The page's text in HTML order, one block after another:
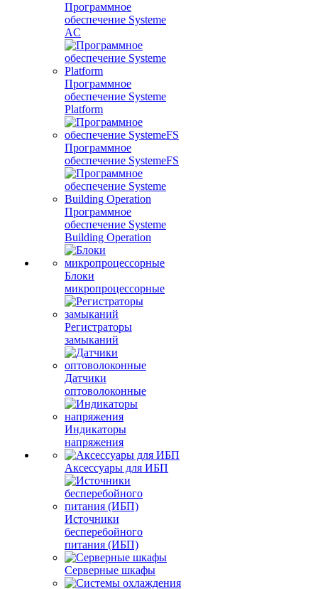
Программное
обеспечение Systeme
AC
Программное
обеспечение Systeme
Platform
Программное
обеспечение SystemeFS
Программное
обеспечение Systeme
Building Operation
Блоки
микропроцессорные
Регистраторы
замыканий
Датчики
оптоволоконные
Индикаторы
напряжения
Аксессуары для ИБП
Источники
бесперебойного
питания (ИБП)
Серверные шкафы